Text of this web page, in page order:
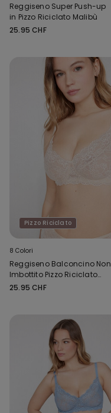
Reggiseno Super Push-up
in Pizzo Riciclato Malibù
25.95 CHF
Pizzo Riciclato
8 Colori
Reggiseno Balconcino Non
Imbottito Pizzo Riciclato
Paris
25.95 CHF